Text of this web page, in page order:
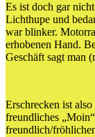
Es ist doch gar
Lichthupe und
war blinker.
erhobenen Hand.
Geschäft sagt man
Erschrecken ist
freundliches
freundlich/